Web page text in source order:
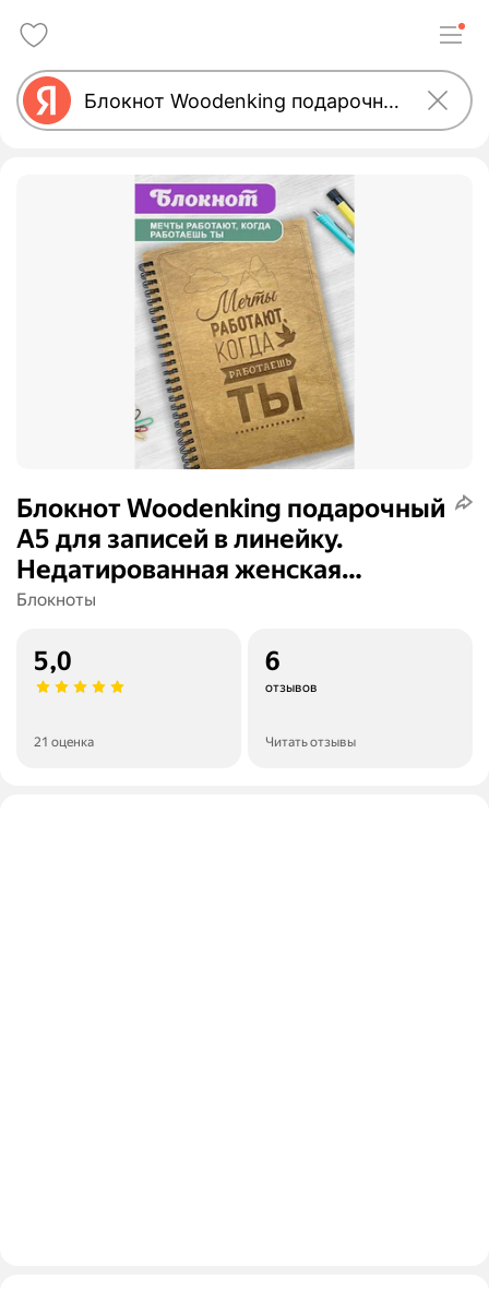
Блокнот Woodenking подарочный
А5 для записей в линейку.
Недатированная женская
записная книжка "Никогда не
рискнешь"
Блокноты
5,0
21 оценка
6
отзывов
Читать отзывы